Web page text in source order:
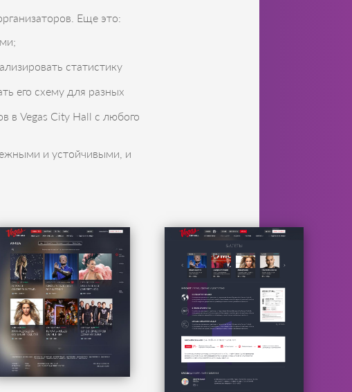
Еще это:
статистику
его схему для разных
в Vegas City Hall с любого
и устойчивыми, и